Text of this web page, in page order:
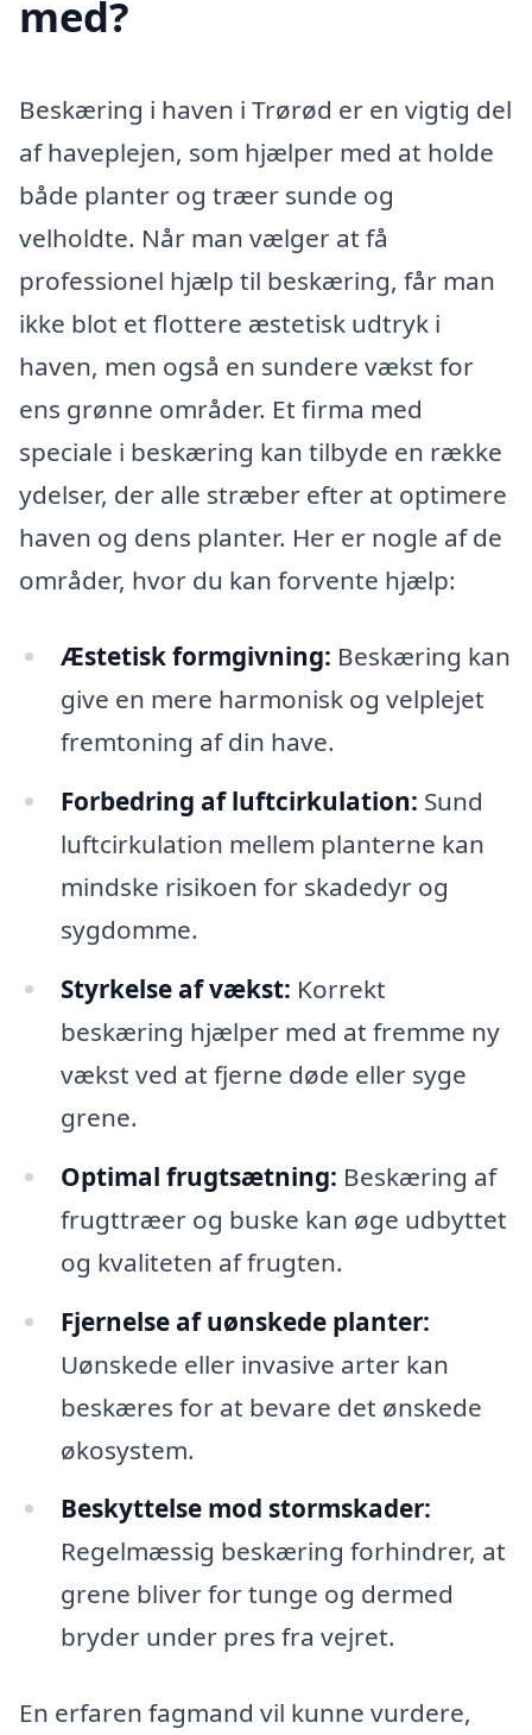
med?
Beskæring i haven i Trørød er en vigtig del
af haveplejen, som hjælper med at holde
både planter og træer sunde og
velholdte. Når man vælger at få
professionel hjælp til beskæring, får man
ikke blot et flottere æstetisk udtryk i
haven, men også en sundere vækst for
ens grønne områder. Et firma med
speciale i beskæring kan tilbyde en række
ydelser, der alle stræber efter at optimere
haven og dens planter. Her er nogle af de
områder, hvor du kan forvente hjælp:
Æstetisk formgivning: Beskæring kan
give en mere harmonisk og velplejet
fremtoning af din have.
Forbedring af luftcirkulation: Sund
luftcirkulation mellem planterne kan
mindske risikoen for skadedyr og
sygdomme.
Styrkelse af vækst: Korrekt
beskæring hjælper med at fremme ny
vækst ved at fjerne døde eller syge
grene.
Optimal frugtsætning: Beskæring af
frugttræer og buske kan øge udbyttet
og kvaliteten af frugten.
Fjernelse af uønskede planter:
Uønskede eller invasive arter kan
beskæres for at bevare det ønskede
økosystem.
Beskyttelse mod stormskader:
Regelmæssig beskæring forhindrer, at
grene bliver for tunge og dermed
bryder under pres fra vejret.
En erfaren fagmand vil kunne vurdere,